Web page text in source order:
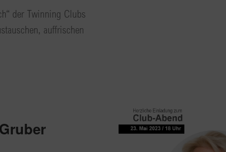
der Twinning Clubs
auffrischen